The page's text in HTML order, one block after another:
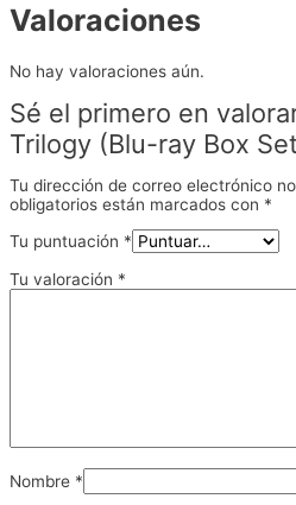
Valoraciones
No hay valoraciones aún.
Sé el primero en
Trilogy (Blu-ray Box
Tu dirección de correo electrónico
obligatorios están marcados con *
Tu puntuación *
Tu valoración *
Nombre *